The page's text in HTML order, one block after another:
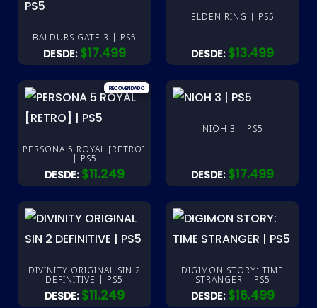
BALDURS GATE 3 | PS5
DESDE: $17.499
ELDEN RING | PS5
DESDE: $13.499
PERSONA 5 ROYAL [RETRO]
| PS5
DESDE: $11.249
NIOH 3 | PS5
DESDE: $17.499
DIVINITY ORIGINAL SIN 2
DEFINITIVE | PS5
DESDE: $11.249
DIGIMON STORY: TIME
STRANGER | PS5
DESDE: $16.499